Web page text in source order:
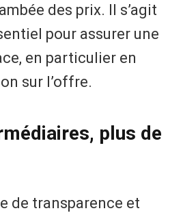
des prix. Il s’agit
pour assurer une
en particulier en
sur l’offre.
plus de
de transparence et